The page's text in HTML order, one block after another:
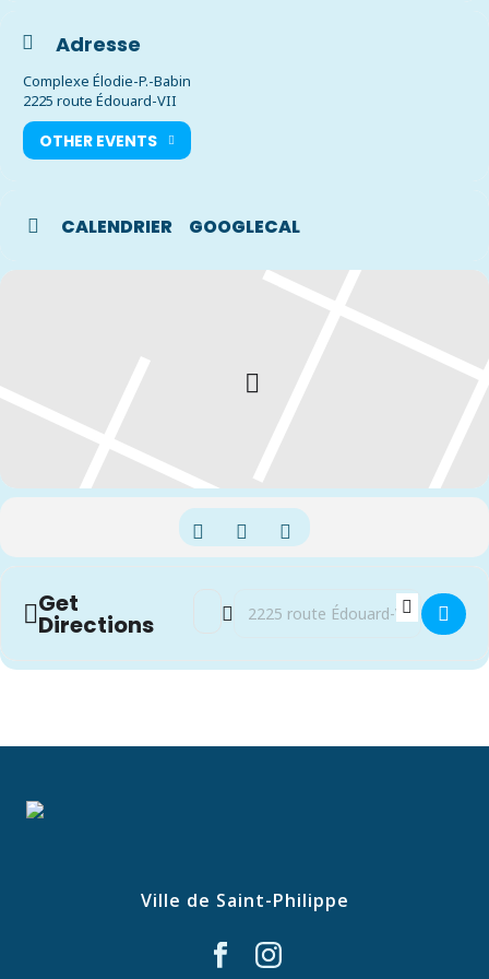
Adresse
Complexe Élodie-P.-Babin
2225 route Édouard-VII
OTHER EVENTS
CALENDRIER GOOGLECAL
Get
Directions
Address - Séance extraordinaire du
Destination Address - Séance
Ville de Saint-Philippe